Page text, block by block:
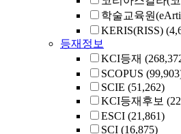
학술교육원
KERIS(RISS)
등재정보
KCI등재
SCOPUS
SCIE (51,262)
KCI등재후보
ESCI (21,861)
SCI (16,875)